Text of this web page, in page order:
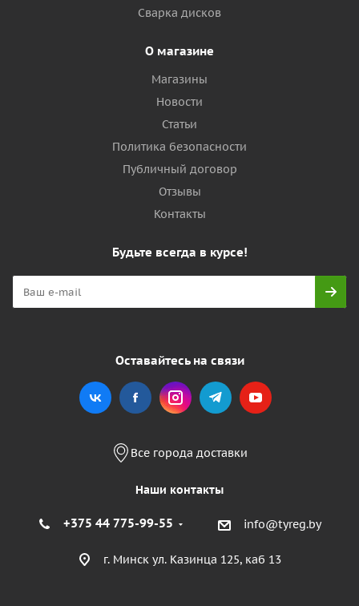
Сварка дисков
О магазине
Магазины
Новости
Статьи
Политика безопасности
Публичный договор
Отзывы
Контакты
Будьте всегда в курсе!
Оставайтесь на связи
Все города доставки
Наши контакты
+375 44 775-99-55 info@tyreg.by
г. Минск ул. Казинца 125, каб 13